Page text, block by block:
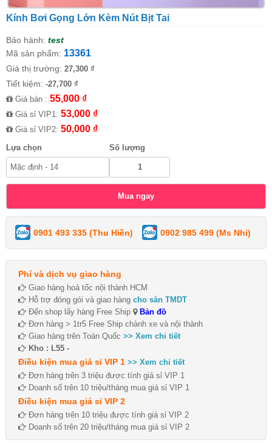
Kính Bơi Gọng Lớn Kèm Nút Bịt Tai
Bảo hành: test
Mã sản phẩm: 13361
Giá thị trường: 27,300 ₫
Tiết kiệm: -27,700 ₫
Giá bán : 55,000 ₫
Giá sỉ VIP1: 53,000 ₫
Giá sỉ VIP2: 50,000 ₫
Lựa chọn Số lượng
0901 493 335 (Thu Hiền) 0902 985 499 (Ms Nhi)
Phí và dịch vụ giao hàng
Giao hàng hoả tốc nội thành HCM
Hỗ trợ đóng gói và giao hàng cho sàn TMDT
Đến shop lấy hàng Free Ship
Bản đồ
Đơn hàng > 1tr5 Free Ship chành xe và nội thành
Giao hàng trên Toàn Quốc >> Xem chi tiết
Kho : L55 -
Điều kiện mua giá sỉ VIP 1 >> Xem chi tiết
Đơn hàng trên 3 triệu được tính giá sỉ VIP 1
Doanh số trên 10 triệu/tháng mua giá sỉ VIP 1
Điều kiện mua giá sỉ VIP 2
Đơn hàng trên 10 triệu được tính giá sỉ VIP 2
Doanh số trên 20 triệu/tháng mua giá sỉ VIP 2